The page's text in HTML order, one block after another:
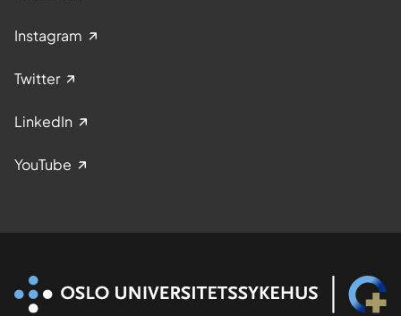
Instagram
Twitter
LinkedIn
YouTube